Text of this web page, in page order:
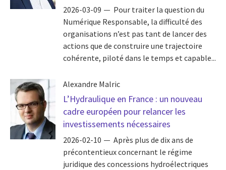
2026-03-09
Pour traiter la question du
Numérique Responsable, la difficulté des
organisations n’est pas tant de lancer des
actions que de construire une trajectoire
cohérente, piloté dans le temps et capable...
Alexandre Malric
L’Hydraulique en France : un nouveau
cadre européen pour relancer les
investissements nécessaires
2026-02-10
Après plus de dix ans de
précontentieux concernant le régime
juridique des concessions hydroélectriques